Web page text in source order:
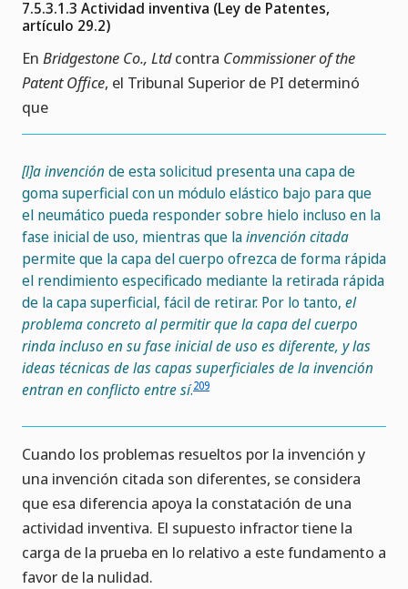
7.5.3.1.3 Actividad inventiva (Ley de Patentes,
artículo 29.2)
En Bridgestone Co., Ltdcontra Commissioner of the
Patent Office, el Tribunal Superior de PI determinó
que
[l]a invención de esta solicitud presenta una capa de
goma superficial con un módulo elástico bajo para que
el neumático pueda responder sobre hielo incluso en la
fase inicial de uso, mientras que lainvención citada
permite que la capa del cuerpo ofrezca de forma rápida
el rendimiento especificado mediante la retirada rápida
de la capa superficial, fácil de retirar. Por lo tanto, el
problema concreto al permitir que la capa del cuerpo
rinda incluso en su fase inicial de uso es diferente, y las
ideas técnicas de las capas superficiales de la invención
entran en conflicto entre sí.209
Cuando los problemas resueltos por la invención y
una invención citada son diferentes, se considera
que esa diferencia apoya la constatación de una
actividad inventiva. El supuesto infractor tiene la
carga de la prueba en lo relativo a este fundamento a
favor de la nulidad.